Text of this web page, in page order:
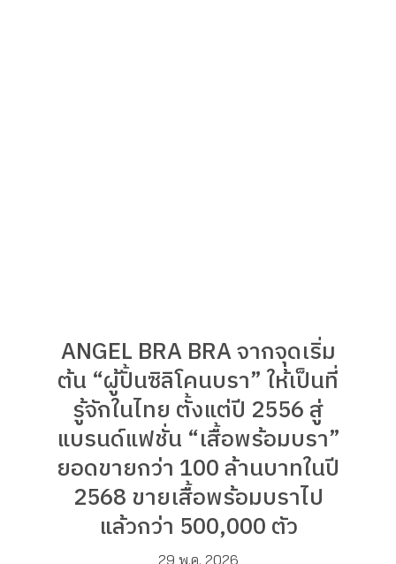
ANGEL BRA BRA จากจุดเริ่ม
ต้น “ผู้ปั้นซิลิโคนบรา” ให้เป็นที่
รู้จักในไทย ตั้งแต่ปี 2556 สู่
แบรนด์แฟชั่น “เสื้อพร้อมบรา”
ยอดขายกว่า 100 ล้านบาทในปี
2568 ขายเสื้อพร้อมบราไป
แล้วกว่า 500,000 ตัว
29 พ.ค. 2026